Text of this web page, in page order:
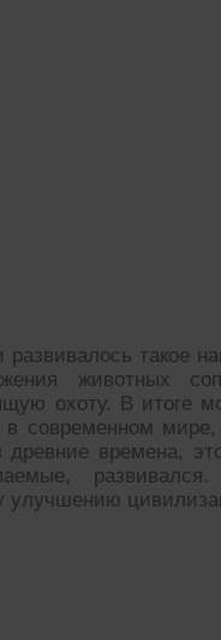
развивалось такое
животных
охоту. В итоге
современном
времена,
улучшению